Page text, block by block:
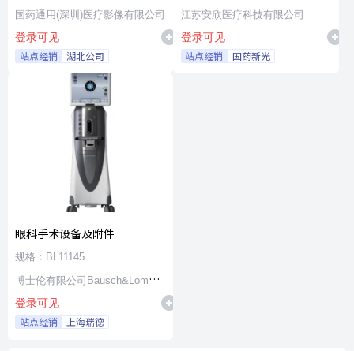
国药通用(深圳)医疗影像有限公司
登录可见
站点经销 湖北公司
江苏安欣医疗科技有限公司
登录可见
站点经销 国药新光
眼科手术设备及附件
规格：BL11145
博士伦有限公司Bausch&Lomb
Incorporated
登录可见
站点经销 上海瑞德